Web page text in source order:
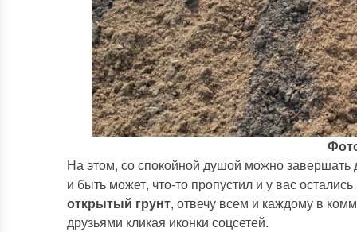
На этом, со спокойной душой можно завершать
и быть может, что-то пропустил и у вас
открытый грунт, отвечу всем и каждому в
друзьями кликая иконки соцсетей.